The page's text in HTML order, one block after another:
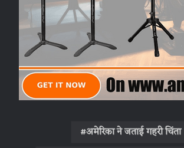
अमेरिका ने जताई गहरी चिंता